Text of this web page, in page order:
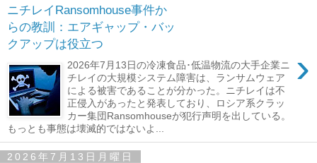
ニチレイRansomhouse事件か
らの教訓：エアギャップ・バッ
クアップは役立つ
›
2026年7月13日の冷凍食品･低温物流の大手企業ニ
チレイの大規模システム障害は、ランサムウェア
による被害であることが分かった。ニチレイは不
正侵入があったと発表しており、ロシア系クラッ
カー集団Ransomhouseが犯行声明を出している。
もっとも事態は壊滅的ではないよ...
2026年7月13日月曜日